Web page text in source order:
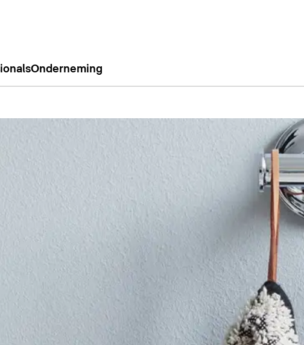
Onderneming